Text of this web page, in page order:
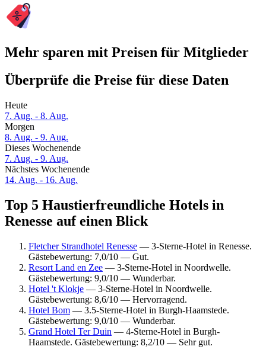
Mehr sparen mit Preisen für Mitglieder
Überprüfe die Preise für diese Daten
Heute
7. Aug. - 8. Aug.
Morgen
8. Aug. - 9. Aug.
Dieses Wochenende
7. Aug. - 9. Aug.
Nächstes Wochenende
14. Aug. - 16. Aug.
Top 5 Haustierfreundliche Hotels in
Renesse auf einen Blick
Fletcher Strandhotel Renesse — 3-Sterne-Hotel in Renesse.
Gästebewertung: 7,0/10 — Gut.
Resort Land en Zee — 3-Sterne-Hotel in Noordwelle.
Gästebewertung: 9,0/10 — Wunderbar.
Hotel 't Klokje — 3-Sterne-Hotel in Noordwelle.
Gästebewertung: 8,6/10 — Hervorragend.
Hotel Bom — 3.5-Sterne-Hotel in Burgh-Haamstede.
Gästebewertung: 9,0/10 — Wunderbar.
Grand Hotel Ter Duin — 4-Sterne-Hotel in Burgh-
Haamstede. Gästebewertung: 8,2/10 — Sehr gut.